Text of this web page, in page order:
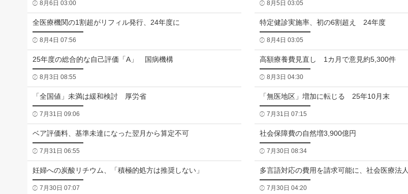
8月6日 03:00 8月5日 03:05
全医療機関の1割超がリフィル発行、24年度に
8月4日 07:56
特定健診実施率、初の6割超え 24年度
8月4日 03:05
25年度の総合的な自己評価「A」 国病機構
8月3日 08:55
高額療養費見直し 1カ月で意見約5,300件
8月3日 04:30
「全国値」未満は緩和検討 厚労省
7月31日 09:06
「無医地区」増加に転じる 25年10月末
7月31日 07:15
ベア評価料、基準未達になった翌月から算定不可
7月31日 06:55
社会保障費の自然増3,900億円
7月30日 08:34
妊婦への炭酸リチウム、「積極的処方は推奨しない」
7月30日 07:07
多言語対応の費用を請求可能に、社会医療法人
7月30日 04:20